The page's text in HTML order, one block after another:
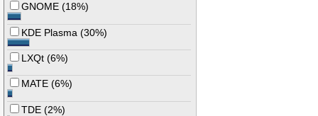
GNOME (18%)
KDE Plasma (30%)
LXQt (6%)
MATE (6%)
TDE (2%)